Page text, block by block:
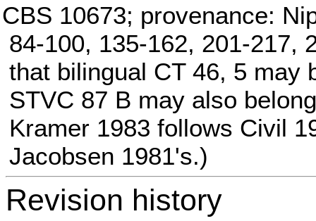
CBS 10673; provenance:
84-100, 135-162, 201-217,
that bilingual CT 46, 5 may
STVC 87 B may also
Kramer 1983 follows Civil
Jacobsen 1981's.)
Revision history